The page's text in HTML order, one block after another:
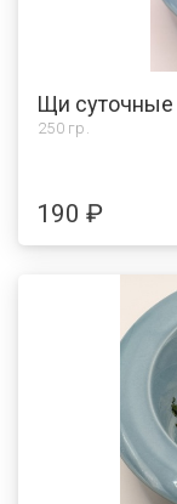
Щи
250 гр.
190 ₽